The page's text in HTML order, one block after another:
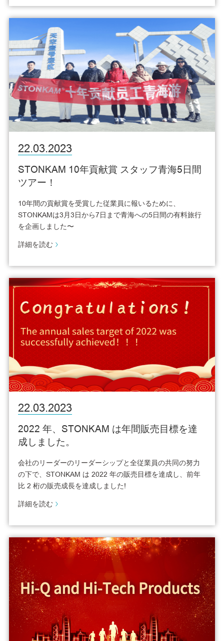
22.03.2023
STONKAM 10年貢献賞 スタッフ青海5日間
ツアー！
10年間の貢献賞を受賞した従業員に報いるために、
STONKAMは3月3日から7日まで青海への5日間の有料旅行
を企画しました〜
詳細を読む
22.03.2023
2022 年、STONKAM は年間販売目標を達
成しました。
会社のリーダーのリーダーシップと全従業員の共同の努力
の下で、STONKAM は 2022 年の販売目標を達成し、前年
比 2 桁の販売成長を達成しました!
詳細を読む